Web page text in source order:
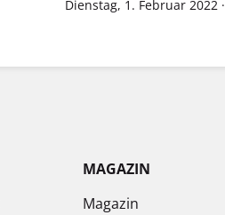
Dienstag, 1. Februar 2022·
MAGAZIN
Magazin